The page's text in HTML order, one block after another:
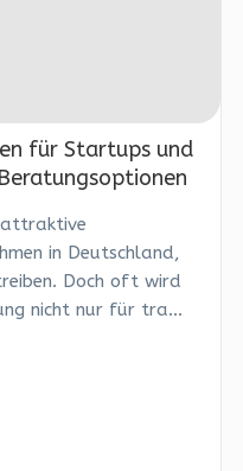
für Startups und
attraktive
in Deutschland,
Doch oft wird
nicht nur für tra...